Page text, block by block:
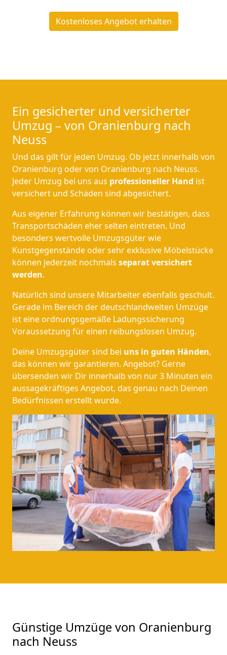
Kostenloses Angebot erhalten
Ein gesicherter und versicherter
Umzug – von Oranienburg nach
Neuss
Und das gilt für jeden Umzug. Ob jetzt innerhalb von
Oranienburg oder von Oranienburg nach Neuss.
Jeder Umzug bei uns aus professioneller Hand ist
versichert und Schäden sind abgesichert.
Aus eigener Erfahrung können wir bestätigen, dass
Transportschäden eher selten eintreten. Und
besonders wertvolle Umzugsgüter wie
Kunstgegenstände oder sehr exklusive Möbelstücke
können jederzeit nochmals separat versichert
werden.
Natürlich sind unsere Mitarbeiter ebenfalls geschult.
Gerade im Bereich der deutschlandweiten Umzüge
ist eine ordnungsgemäße Ladungssicherung
Voraussetzung für einen reibungslosen Umzug.
Deine Umzugsgüter sind bei uns in guten Händen,
das können wir garantieren. Angebot? Gerne
übersenden wir Dir innerhalb von nur 3 Minuten ein
aussagekräftiges Angebot, das genau nach Deinen
Bedürfnissen erstellt wurde.
Günstige Umzüge von Oranienburg
nach Neuss